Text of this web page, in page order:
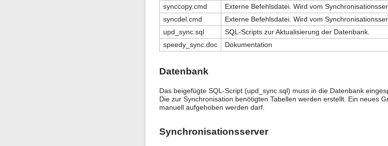
synccopy.cmd
Externe Befehlsdatei. Wird vom
syncdel.cmd
Externe Befehlsdatei. Wird vom
upd_sync.sql
SQL-Scripts zur Aktualisierung der Datenbank.
speedy_sync.doc
Dokumentation
Datenbank
Das beigefügte SQL-Script (upd_sync.sql) muss in die Datenbank
Die zur Synchronisation benötigten Tabellen werden erstellt. Ein neues
manuell aufgehoben werden darf.
Synchronisationsserver